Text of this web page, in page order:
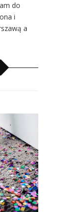
do
i
a